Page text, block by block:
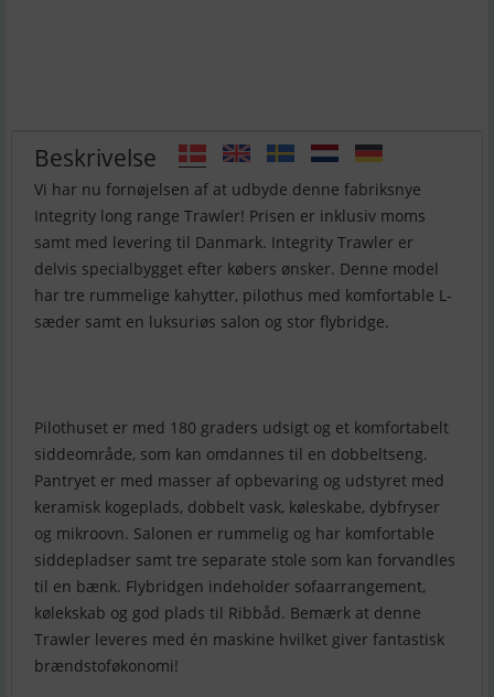
Beskrivelse
Vi har nu fornøjelsen af at udbyde denne fabriksnye
Integrity long range Trawler! Prisen er inklusiv moms
samt med levering til Danmark. Integrity Trawler er
delvis specialbygget efter købers ønsker. Denne model
har tre rummelige kahytter, pilothus med komfortable L-
sæder samt en luksuriøs salon og stor flybridge.
Pilothuset er med 180 graders udsigt og et komfortabelt
siddeområde, som kan omdannes til en dobbeltseng.
Pantryet er med masser af opbevaring og udstyret med
keramisk kogeplads, dobbelt vask, køleskabe, dybfryser
og mikroovn. Salonen er rummelig og har komfortable
siddepladser samt tre separate stole som kan forvandles
til en bænk. Flybridgen indeholder sofaarrangement,
kølekskab og god plads til Ribbåd. Bemærk at denne
Trawler leveres med én maskine hvilket giver fantastisk
brændstoføkonomi!